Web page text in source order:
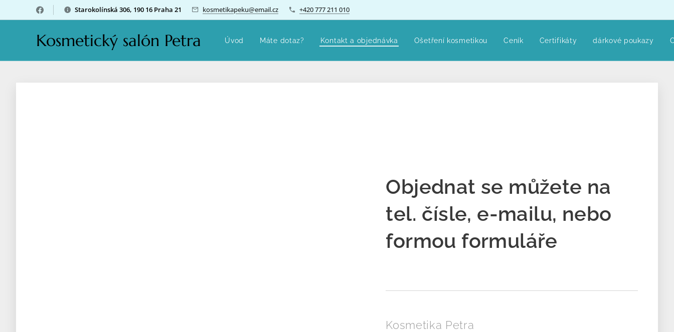
Starokolínská 306, 190 16 Praha 21 kosmetikapeku@email.cz +420 777 211 010
Kosmetický salón Petra Úvod Máte dotaz? Kontakt a objednávka Ošetření kosmetikou Ceník Certifikáty dárkové poukazy
Objednat se můžete na
tel. čísle, e-mailu, nebo
formou formuláře
Kosmetika Petra